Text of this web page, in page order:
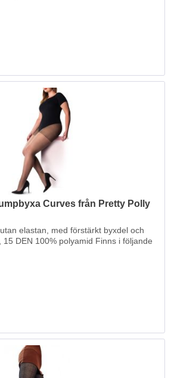
Curves från Pretty Polly
elastan, med förstärkt byxdel och
DEN 100% polyamid Finns i följande